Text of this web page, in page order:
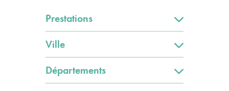
Prestations
Ville
Départements